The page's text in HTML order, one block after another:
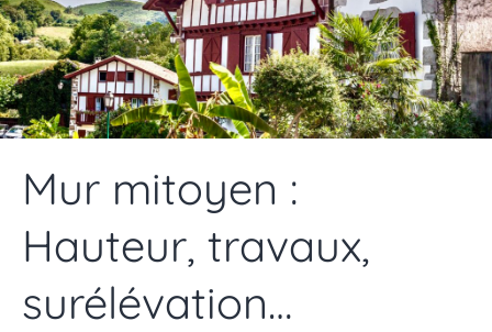
Mur mitoyen :
Hauteur, travaux,
surélévation…